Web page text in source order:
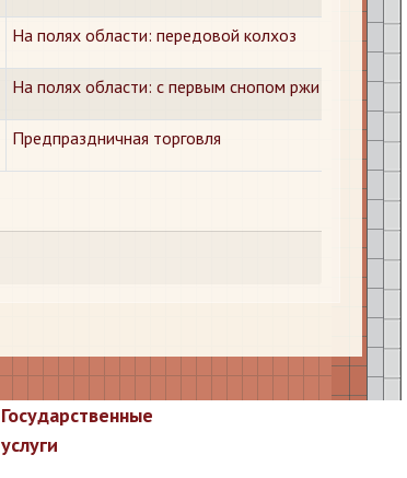
На полях области: передовой колхоз
На полях области: с первым снопом ржи
Предпраздничная торговля
Государственные
услуги